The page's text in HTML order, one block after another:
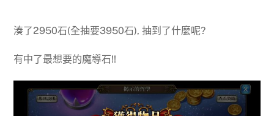
湊了2950石(全抽要3950石), 抽到了什麼呢?
有中了最想要的魔導石!!